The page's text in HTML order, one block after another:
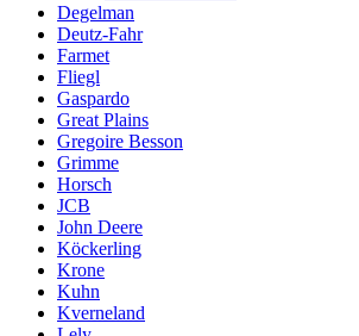
Degelman
Deutz-Fahr
Farmet
Fliegl
Gaspardo
Great Plains
Gregoire Besson
Grimme
Horsch
JCB
John Deere
Köckerling
Krone
Kuhn
Kverneland